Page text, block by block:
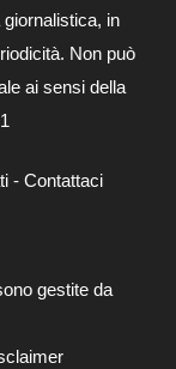
in
Non può
ai sensi della
- Contattaci
gestite da